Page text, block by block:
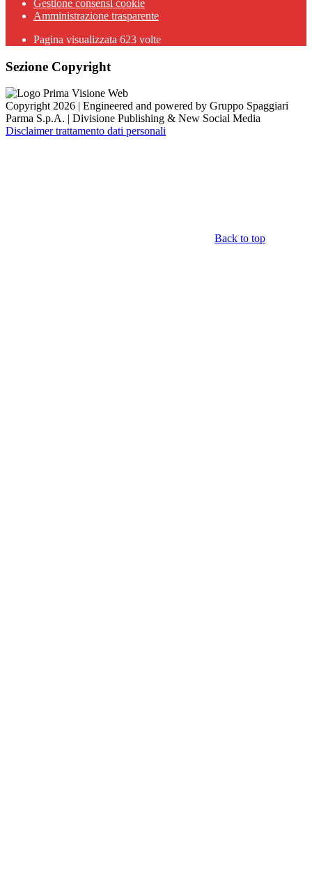
Gestione consensi cookie
Amministrazione trasparente
Pagina visualizzata 623 volte
Sezione Copyright
Copyright 2026 | Engineered and powered by Gruppo Spaggiari
Parma S.p.A. | Divisione Publishing & New Social Media
Disclaimer trattamento dati personali
Back to top